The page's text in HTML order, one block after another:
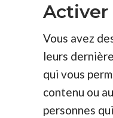
Activer
Vous avez
leurs
qui vous
contenu ou
personnes